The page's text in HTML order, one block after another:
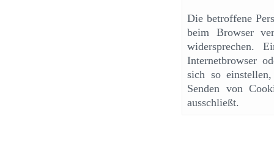
Die betroffene
beim Browser
widersprechen.
Internetbrowser
sich so
Senden von
ausschließt.